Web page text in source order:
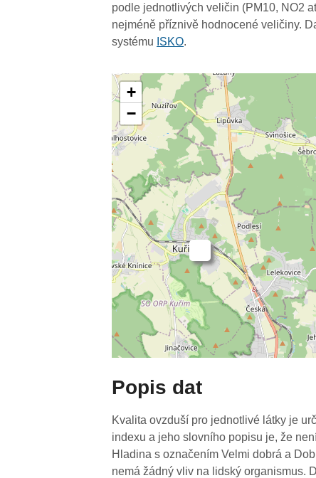
podle jednotlivých veličin (PM10, NO2
nejméně příznivě hodnocené veličiny.
systému ISKO.
+
−
Popis dat
Kvalita ovzduší pro jednotlivé látky je
indexu a jeho slovního popisu je, že
Hladina s označením Velmi dobrá a
nemá žádný vliv na lidský organismus.